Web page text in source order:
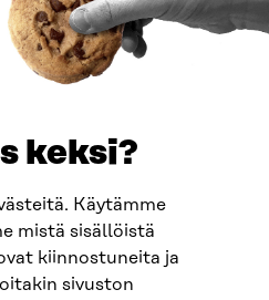
keksi?
Käytämme
mistä sisällöistä
kiinnostuneita ja
sivuston